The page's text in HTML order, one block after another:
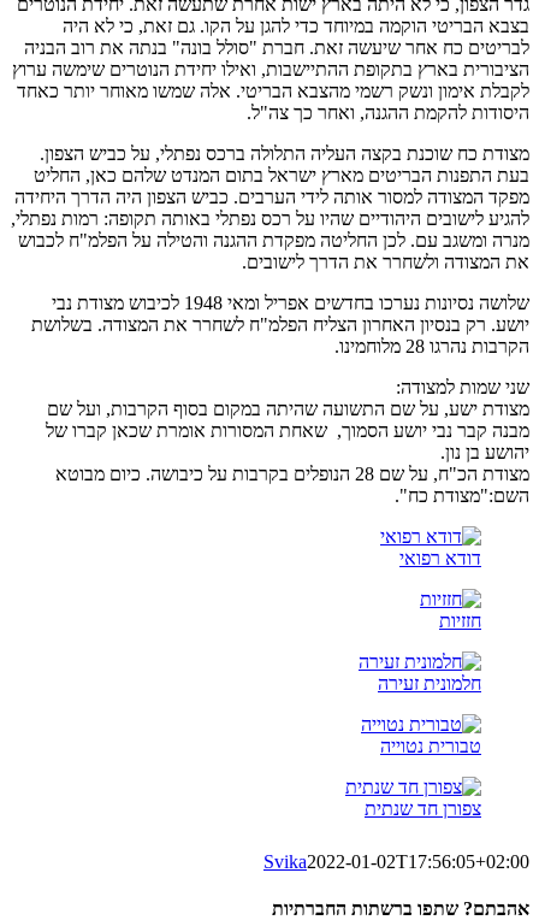
בצבא הבריטי הוקמה במיוחד כדי להגן על הקו. גם זאת, כי לא היה
לבריטים כח אחר שיעשה זאת. חברת "סולל בונה" בנתה את רוב הבניה
הציבורית בארץ בתקופת ההתיישבות, ואילו יחידת הנוטרים שימשה ערוץ
לקבלת אימון ונשק רשמי מהצבא הבריטי. אלה שמשו מאוחר יותר כאחד
היסודות להקמת ההגנה, ואחר כך צה"ל.
מצודת כח שוכנת בקצה העליה התלולה ברכס נפתלי, על כביש הצפון.
בעת התפנות הבריטים מארץ ישראל בתום המנדט שלהם כאן, החליט
מפקד המצודה למסור אותה לידי הערבים. כביש הצפון היה הדרך היחידה
להגיע לישובים היהודיים שהיו על רכס נפתלי באותה תקופה: רמות נפתלי,
מנרה ומשגב עם. לכן החליטה מפקדת ההגנה והטילה על הפלמ"ח לכבוש
את המצודה ולשחרר את הדרך לישובים.
שלושה נסיונות נערכו בחדשים אפריל ומאי 1948 לכיבוש מצודת נבי
יושע. רק בנסיון האחרון הצליח הפלמ"ח לשחרר את המצודה. בשלושת
הקרבות נהרגו 28 מלוחמינו.
שני שמות למצודה:
מצודת ישע, על שם התשועה שהיתה במקום בסוף הקרבות, ועל שם
מבנה קבר נבי יושע הסמוך, שאחת המסורות אומרת שכאן קברו של
יהושע בן נון.
מצודת הכ"ח, על שם 28 הנופלים בקרבות על כיבושה. כיום מבוטא
השם:"מצודת כח".
דודא רפואי
חזזיות
חלמונית זעירה
טבורית נטוייה
צפורן חד שנתית
Svika2022-01-02T17:56:05+02:00
אהבתם? שתפו ברשתות החברתיות